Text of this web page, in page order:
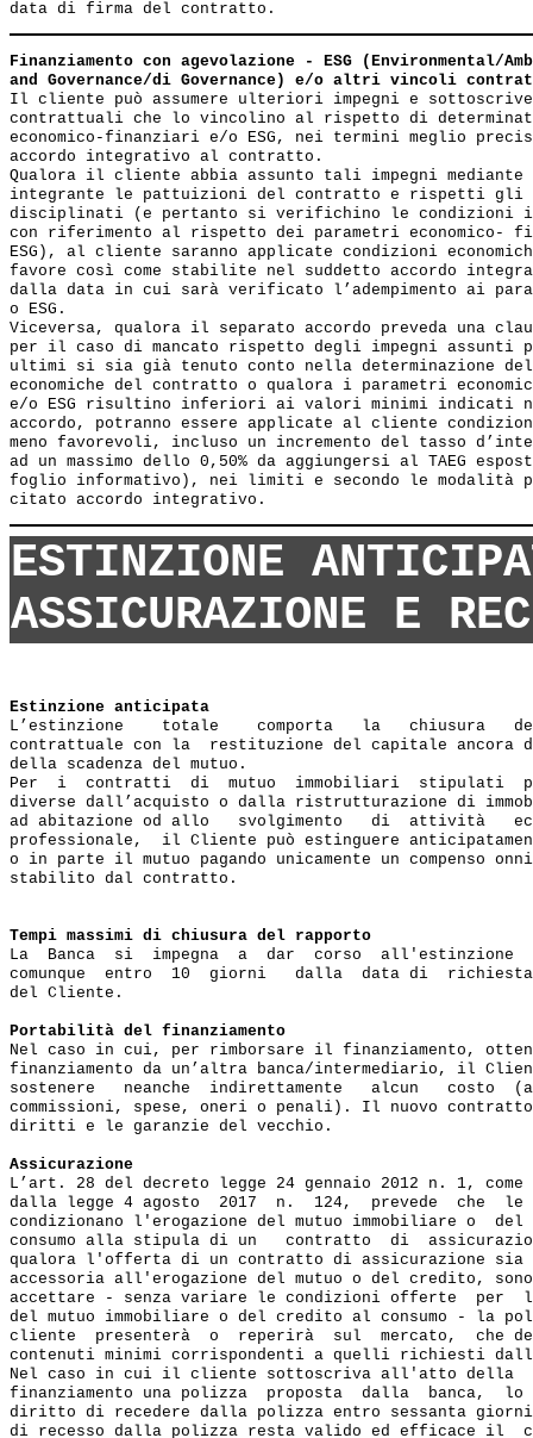
Finanziamento con agevolazione - ESG (Environmental/
and Governance/di Governance) e/o altri vincoli
Il cliente può assumere ulteriori impegni e
contrattuali che lo vincolino al rispetto di
economico-finanziari e/o ESG, nei termini meglio
accordo integrativo al contratto.
Qualora il cliente abbia assunto tali impegni mediante
integrante le pattuizioni del contratto e rispetti gli
disciplinati (e pertanto si verifichino le condizioni
con riferimento al rispetto dei parametri economico-
ESG), al cliente saranno applicate condizioni
favore così come stabilite nel suddetto accordo
dalla data in cui sarà verificato l’adempimento ai
o ESG.
Viceversa, qualora il separato accordo preveda una
per il caso di mancato rispetto degli impegni assunti
ultimi si sia già tenuto conto nella determinazione
economiche del contratto o qualora i parametri
e/o ESG risultino inferiori ai valori minimi indicati
accordo, potranno essere applicate al cliente
meno favorevoli, incluso un incremento del tasso
ad un massimo dello 0,50% da aggiungersi al TAEG
foglio informativo), nei limiti e secondo le modalità
ESTINZIONE
ASSICURAZIONE E
Estinzione anticipata
L’estinzione    totale    comporta   la   chiusura
contrattuale con la  restituzione del capitale ancora
della scadenza del mutuo.
Per  i  contratti  di  mutuo  immobiliari  stipulati
diverse dall’acquisto o dalla ristrutturazione di
ad abitazione od allo   svolgimento   di  attività
professionale,  il Cliente può estinguere
o in parte il mutuo pagando unicamente un compenso
stabilito dal contratto.
Tempi massimi di chiusura del rapporto
La  Banca  si  impegna  a  dar  corso  all'estinzione
comunque  entro  10  giorni   dalla  data di
del Cliente.
Portabilità del finanziamento
Nel caso in cui, per rimborsare il finanziamento,
finanziamento da un’altra banca/intermediario, il
sostenere   neanche  indirettamente   alcun   costo
commissioni, spese, oneri o penali). Il nuovo
diritti e le garanzie del vecchio.
Assicurazione
L’art. 28 del decreto legge 24 gennaio 2012 n. 1,
dalla legge 4 agosto  2017  n.  124,  prevede  che  le
condizionano l'erogazione del mutuo immobiliare o
consumo alla stipula di un   contratto  di
qualora l'offerta di un contratto di assicurazione sia
accessoria all'erogazione del mutuo o del credito,
accettare - senza variare le condizioni offerte  per
del mutuo immobiliare o del credito al consumo - la
cliente  presenterà  o  reperirà  sul  mercato,  che
contenuti minimi corrispondenti a quelli richiesti
Nel caso in cui il cliente sottoscriva all'atto della
finanziamento una polizza  proposta  dalla  banca,
diritto di recedere dalla polizza entro sessanta
di recesso dalla polizza resta valido ed efficace il